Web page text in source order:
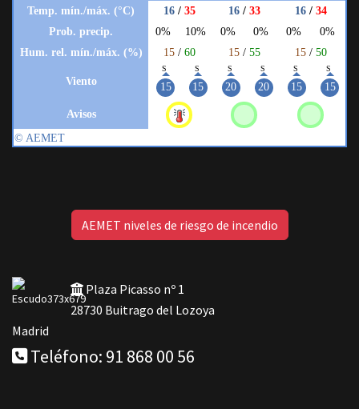
AEMET niveles de riesgo de incendio
Plaza Picasso nº 1
28730 Buitrago del Lozoya
Madrid
Teléfono: 91 868 00 56